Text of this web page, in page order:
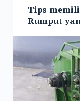
Tips
Rumput